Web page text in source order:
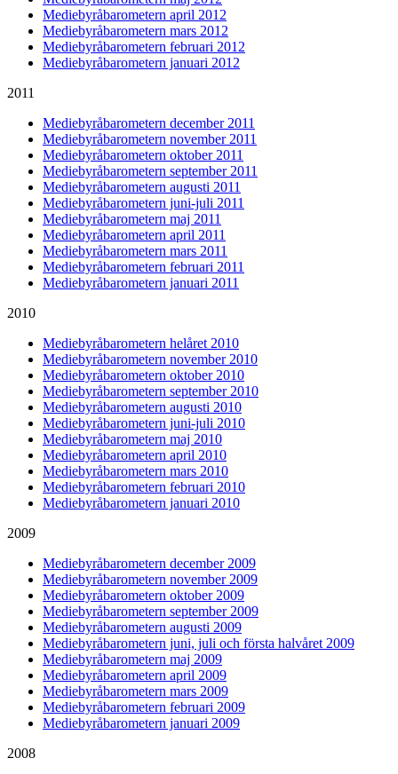
Mediebyråbarometern april 2012
Mediebyråbarometern mars 2012
Mediebyråbarometern februari 2012
Mediebyråbarometern januari 2012
2011
Mediebyråbarometern december 2011
Mediebyråbarometern november 2011
Mediebyråbarometern oktober 2011
Mediebyråbarometern september 2011
Mediebyråbarometern augusti 2011
Mediebyråbarometern juni-juli 2011
Mediebyråbarometern maj 2011
Mediebyråbarometern april 2011
Mediebyråbarometern mars 2011
Mediebyråbarometern februari 2011
Mediebyråbarometern januari 2011
2010
Mediebyråbarometern helåret 2010
Mediebyråbarometern november 2010
Mediebyråbarometern oktober 2010
Mediebyråbarometern september 2010
Mediebyråbarometern augusti 2010
Mediebyråbarometern juni-juli 2010
Mediebyråbarometern maj 2010
Mediebyråbarometern april 2010
Mediebyråbarometern mars 2010
Mediebyråbarometern februari 2010
Mediebyråbarometern januari 2010
2009
Mediebyråbarometern december 2009
Mediebyråbarometern november 2009
Mediebyråbarometern oktober 2009
Mediebyråbarometern september 2009
Mediebyråbarometern augusti 2009
Mediebyråbarometern juni, juli och första halvåret 2009
Mediebyråbarometern maj 2009
Mediebyråbarometern april 2009
Mediebyråbarometern mars 2009
Mediebyråbarometern februari 2009
Mediebyråbarometern januari 2009
2008